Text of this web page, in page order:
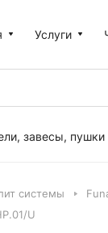
Услуги
завесы, пушки
системы
U